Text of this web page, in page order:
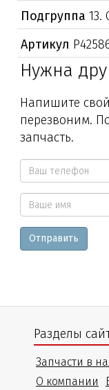
Подгруппа 13.
Артикул
Нужна
Напишите
перезвоним.
запчасть.
Ваш
телефон
*
Ваше
имя
Отправить
Разделы
Запчасти в
О компании